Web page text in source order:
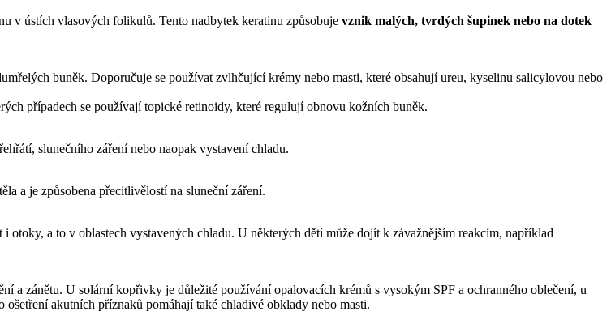
v ústích vlasových folikulů. Tento nadbytek keratinu způsobuje vznik malých, tvrdých šupinek nebo na dotek
buněk. Doporučuje se používat zvlhčující krémy nebo masti, které obsahují ureu, kyselinu salicylovou nebo
případech se používají topické retinoidy, které regulují obnovu kožních buněk.
slunečního záření nebo naopak vystavení chladu.
a je způsobena přecitlivělostí na sluneční záření.
i otoky, a to v oblastech vystavených chladu. U některých dětí může dojít k závažnějším reakcím, například
a zánětu. U solární kopřivky je důležité používání opalovacích krémů s vysokým SPF a ochranného oblečení, u
akutních příznaků pomáhají také chladivé obklady nebo masti.